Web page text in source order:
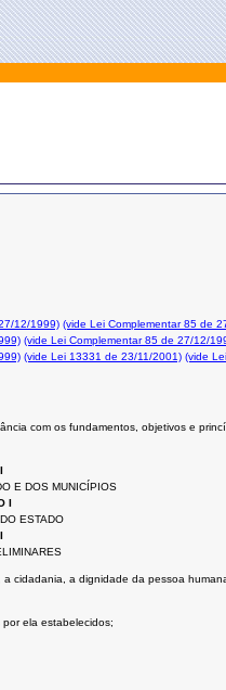
12/1999) (vide Lei Complementar 85 de
(vide Lei Complementar 85 de 27/12/
(vide Lei 13331 de 23/11/2001) (vide
com os fundamentos, objetivos e
E DOS MUNICÍPIOS
I
ESTADO
a dignidade da pessoa
ela estabelecidos;